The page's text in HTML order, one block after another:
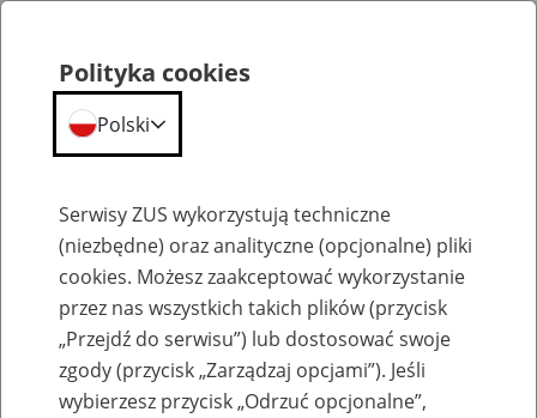
Szkolenia
Polityka cookies
Polski
Serwisy ZUS wykorzystują techniczne
(niezbędne) oraz analityczne (opcjonalne) pliki
cookies. Możesz zaakceptować wykorzystanie
przez nas wszystkich takich plików (przycisk
„Przejdź do serwisu”) lub dostosować swoje
zgody (przycisk „Zarządzaj opcjami”). Jeśli
wybierzesz przycisk „Odrzuć opcjonalne”,